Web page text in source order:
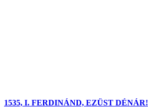
1535, I. FERDINÁND, EZÜST DÉNÁR!